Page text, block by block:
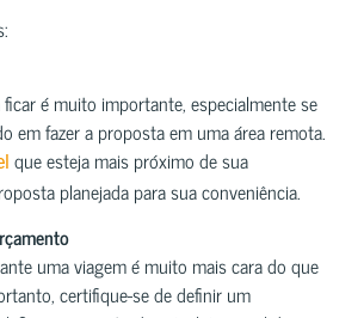
é muito importante, especialmente se
em fazer a proposta em uma área remota.
que esteja mais próximo de sua
planejada para sua conveniência.
uma viagem é muito mais cara do que
certifique-se de definir um